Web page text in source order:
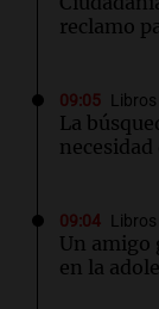
reclamo
09:05 Libros
La
09:04 Libros
Un amigo
en la